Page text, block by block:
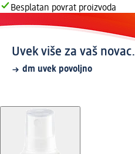
Besplatan povrat proizvoda
Uvek više za vaš novac.
dm uvek povoljno